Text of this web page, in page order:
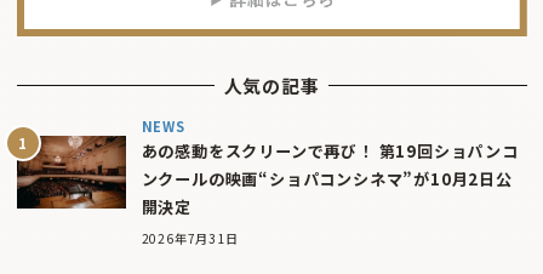
人気の記事
NEWS
あの感動をスクリーンで再び！ 第19回ショパンコ
ンクールの映画“ショパコンシネマ”が10月2日公
開決定
2026年7月31日